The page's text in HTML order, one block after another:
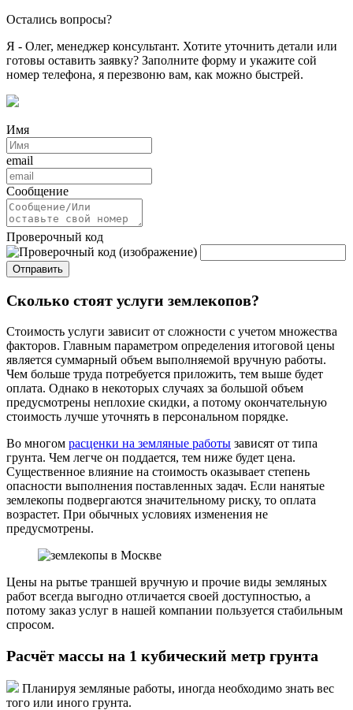
Остались вопросы?
Я - Олег, менеджер консультант. Хотите уточнить детали или
готовы оставить заявку? Заполните форму и укажите сой
номер телефона, я перезвоню вам, как можно быстрей.
Имя
email
Сообщение
Проверочный код
Отправить
Сколько стоят услуги землекопов?
Стоимость услуги зависит от сложности с учетом множества
факторов. Главным параметром определения итоговой цены
является суммарный объем выполняемой вручную работы.
Чем больше труда потребуется приложить, тем выше будет
оплата. Однако в некоторых случаях за большой объем
предусмотрены неплохие скидки, а потому окончательную
стоимость лучше уточнять в персональном порядке.
Во многом расценки на земляные работы зависят от типа
грунта. Чем легче он поддается, тем ниже будет цена.
Существенное влияние на стоимость оказывает степень
опасности выполнения поставленных задач. Если нанятые
землекопы подвергаются значительному риску, то оплата
возрастет. При обычных условиях изменения не
предусмотрены.
Цены на рытье траншей вручную и прочие виды земляных
работ всегда выгодно отличается своей доступностью, а
потому заказ услуг в нашей компании пользуется стабильным
спросом.
Расчёт массы на 1 кубический метр грунта
Планируя земляные работы, иногда необходимо знать вес
того или иного грунта.